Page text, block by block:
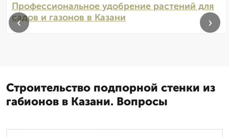
Профессиональное удобрение растений для
садов и газонов в Казани
‹ ›
Строительство подпорной стенки из
габионов в Казани. Вопросы